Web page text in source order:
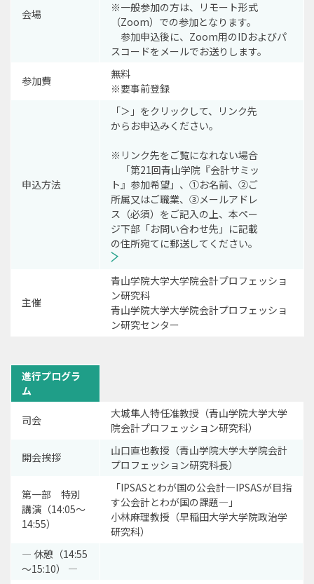
会場
※一般参加の方は、リモート形式
（Zoom）での参加となります。
参加申込後に、Zoom用のIDおよびパ
スコードをメールでお送りします。
参加費
無料
※要事前登録
申込方法
「＞」をクリックして、リンク先
からお申込みください。
※リンク先をご覧になれない場合
「第21回青山学院『会計サミッ
ト』参加希望」、①お名前、②ご
所属又はご職業、③メールアドレ
ス（必須）をご記入の上、本ペー
ジ下部「お問い合わせ先」に記載
の住所宛てに郵送してください。
主催
青山学院大学大学院会計プロフェッショ
ン研究科
青山学院大学大学院会計プロフェッショ
ン研究センター
進行プログラ
ム
司会
大城隼人特任准教授（青山学院大学大学
院会計プロフェッション研究科）
開会挨拶
山口直也教授（青山学院大学大学院会計
プロフェッション研究科長）
第一部 特別
講演（14:05～
14:55）
「IPSASとわが国の公会計―IPSASが目指
す公会計とわが国の課題―」
小林麻理教授（早稲田大学大学院政治学
研究科）
― 休憩（14:55
～15:10） ―